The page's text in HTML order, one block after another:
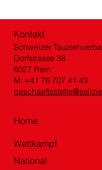
Kontakt
Schweizer
Dorfstrasse 38
6027 Rain
M: +41 76 707 41 43
Home
Wettkampf
National